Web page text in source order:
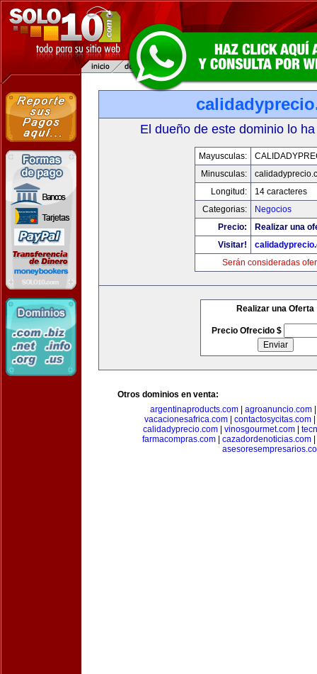
El dueño de este dominio lo
Mayusculas:
Minusculas:
Longitud:
14 caracteres
Categorias:
Negocios
Precio:
Realizar una
Visitar!
Serán consideradas
Realizar una Oferta
Precio Ofrecido $
Otros dominios en venta:
argentinaproducts.com| agroanuncio.com
vacacionesafrica.com| contactosycitas.com|
calidadyprecio.com
vinosgourmet.com
farmacompras.com
cazadordenoticias.com